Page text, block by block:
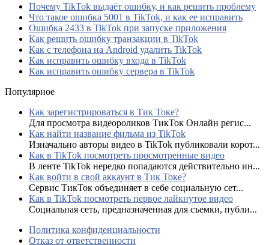
Почему TikTok выдаёт ошибку, и как решить проблему
Что такое ошибка 5001 в TikTok, и как ее исправить
Ошибка 2433 в TikTok при запуске приложения
Как решить ошибку транзакции в TikTok
Как с телефона на Android удалить TikTok
Как исправить ошибку входа в TikTok
Как исправить ошибку сервера в TikTok
Популярное
Как зарегистрироваться в Тик Токе?
Для просмотра видеороликов ТикТок Онлайн регис...
Как найти название фильма из TikTok
Изначально авторы видео в TikTok публиковали корот...
Как в TikTok посмотреть просмотренные видео
В ленте TikTok нередко попадаются действительно ин...
Как войти в свой аккаунт в Тик Токе?
Сервис ТикТок объединяет в себе социальную сет...
Как в TikTok посмотреть первое лайкнутое видео
Социальная сеть, предназначенная для съемки, публи...
Политика конфиденциальности
Отказ от ответственности